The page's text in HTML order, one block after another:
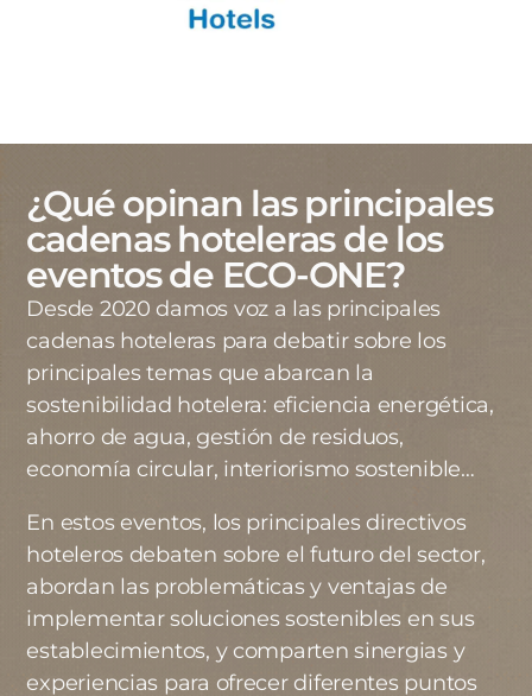
¿Qué opinan las principales
cadenas hoteleras de los
eventos de ECO-ONE?
Desde 2020 damos voz a las principales
cadenas hoteleras para debatir sobre los
principales temas que abarcan la
sostenibilidad hotelera: eficiencia energética,
ahorro de agua, gestión de residuos,
economía circular, interiorismo sostenible…
En estos eventos, los principales directivos
hoteleros debaten sobre el futuro del sector,
abordan las problemáticas y ventajas de
implementar soluciones sostenibles en sus
establecimientos, y comparten sinergias y
experiencias para ofrecer diferentes puntos